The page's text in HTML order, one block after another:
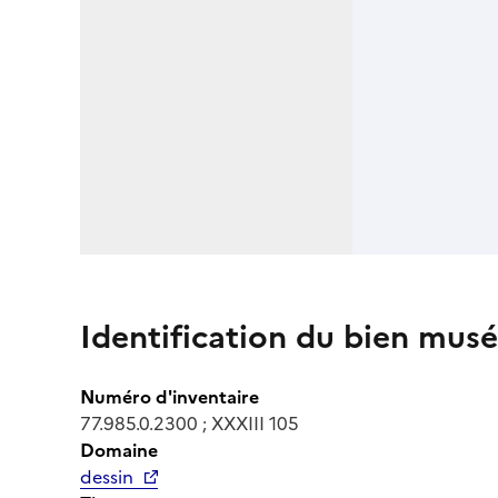
Identification du bien
Numéro d'inventaire
77.985.0.2300 ; XXXIII 105
Domaine
dessin